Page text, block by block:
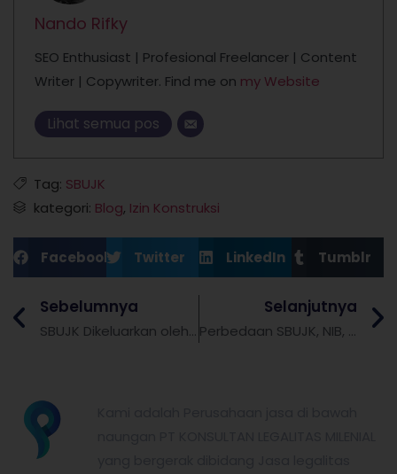
Nando Rifky
SEO Enthusiast | Profesional Freelancer | Content
Writer | Copywriter. Find me on my Website
Lihat semua pos
Tag: SBUJK
kategori: Blog, Izin Konstruksi
Facebook Twitter LinkedIn Tumblr
Sebelumnya
SBUJK Dikeluarkan oleh Siapa? Baca Informasi Ini
Selanjutnya
Perbedaan SBUJK, NIB, dan IUJK: Mana yang Wajib?